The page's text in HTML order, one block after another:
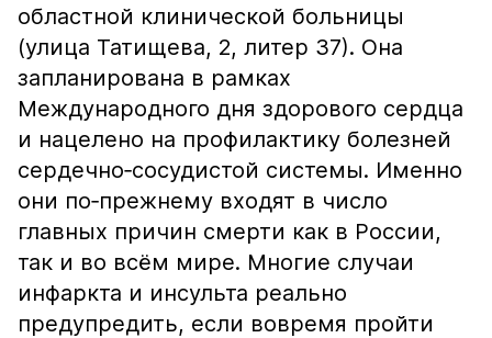
областной клинической больницы
(улица Татищева, 2, литер 37). Она
запланирована в рамках
Международного дня здорового сердца
и нацелено на профилактику болезней
сердечно‑сосудистой системы. Именно
они по‑прежнему входят в число
главных причин смерти как в России,
так и во всём мире. Многие случаи
инфаркта и инсульта реально
предупредить, если вовремя пройти